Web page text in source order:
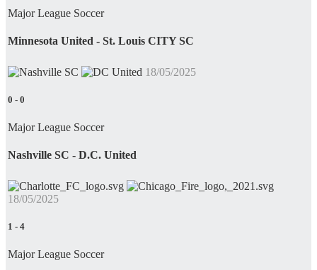
Major League Soccer
Minnesota United - St. Louis CITY SC
18/05/2025
0 - 0
Major League Soccer
Nashville SC - D.C. United
18/05/2025
1 - 4
Major League Soccer